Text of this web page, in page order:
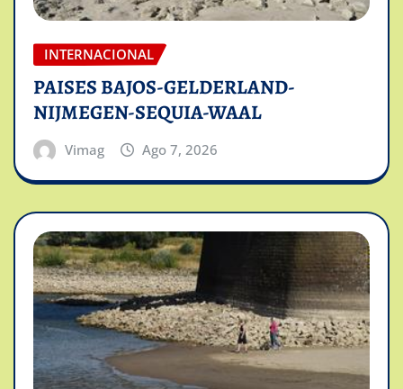
INTERNACIONAL
PAISES BAJOS-GELDERLAND-
NIJMEGEN-SEQUIA-WAAL
Vimag Ago 7, 2026